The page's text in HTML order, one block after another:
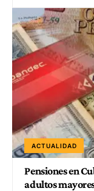
ACTUALIDAD
Pensiones en
adultos